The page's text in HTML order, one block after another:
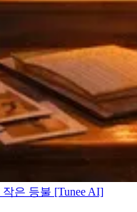
은 등불 [Tunee AI]